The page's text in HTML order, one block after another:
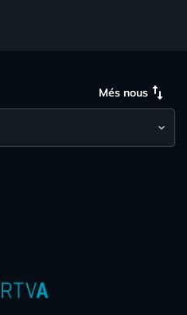
Més nous swap_vert